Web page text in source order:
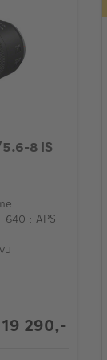
8 IS
: APS-
19 290,-